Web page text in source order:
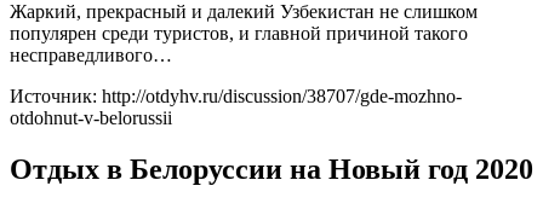
Жаркий, прекрасный и далекий Узбекистан не слишком
популярен среди туристов, и главной причиной такого
несправедливого…
Источник: http://otdyhv.ru/discussion/38707/gde-mozhno-
otdohnut-v-belorussii
Отдых в Белоруссии на Новый год 2020